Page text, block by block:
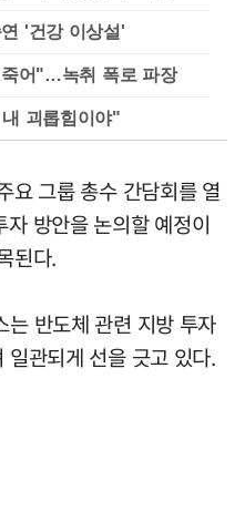
'건강 이상설'
어"…녹취 폭로 파장
괴롭힘이야"
요 그룹 총수 간담회를 열
방안을 논의할 예정이
된다.
는 반도체 관련 지방 투자
관되게 선을 긋고 있다.